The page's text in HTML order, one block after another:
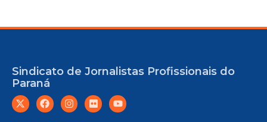
Sindicato de Jornalistas Profissionais do
Paraná